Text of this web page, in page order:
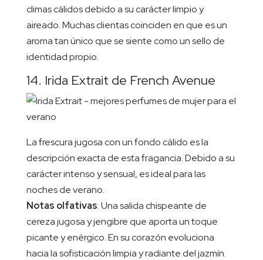
climas cálidos debido a su carácter limpio y
aireado. Muchas clientas coinciden en que es un
aroma tan único que se siente como un sello de
identidad propio.
14. Irida Extrait de French Avenue
La frescura jugosa con un fondo cálido es la
descripción exacta de esta fragancia. Debido a su
carácter intenso y sensual, es ideal para las
noches de verano.
Notas olfativas: Una salida chispeante de
cereza jugosa y jengibre que aporta un toque
picante y enérgico. En su corazón evoluciona
hacia la sofisticación limpia y radiante del jazmín.